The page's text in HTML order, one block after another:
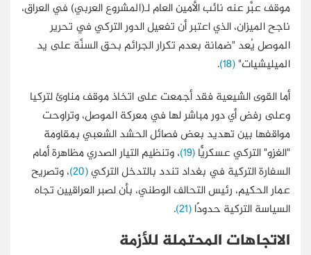
موقف عبَّر عنه نائب الأمين العام لـ(المشروع العربي) في العراق،
ناجح الميزان، الذي اعتبر أن تفعيل الدور التركي في تحرير
الموصل يُعد "ضمانة بعدم تكرار الجرائم بحق السنَّة على يد
الميليشيات"(18)
.
أما القوى الشيعية فقد أجمعت على اتخاذ موقف مناوئ لتركيا
وعلى رفض أي دور مباشر لها في معركة الموصل، وتراوحت
مواقفها بين تهديد بعض فصائل الحشد الشعبي بمقاومة
"الغزو" التركي عسكريًّا(19)
، وتنظيم التيار الصدري مظاهرة أمام
السفارة التركية في بغداد تندد بالتدخل التركي(20)
، وتصريح
عمار الحكيم، رئيس التحالف الوطني، بأن لصبر العراقيين تجاه
السياسة التركية حدودًا(21)
.
الاتجاهات المحتملة للأزمة